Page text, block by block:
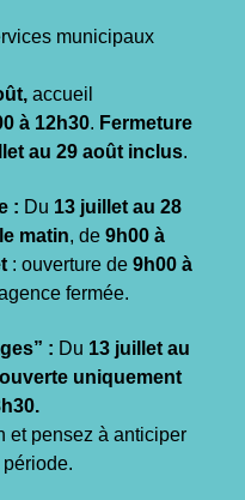
municipaux
accueil
à 12h30. Fermeture
au 29 août inclus.
: Du 13 juillet au 28
matin, de 9h00 à
: ouverture de 9h00 à
fermée.
: Du 13 juillet au
ouverte uniquement
et pensez à anticiper